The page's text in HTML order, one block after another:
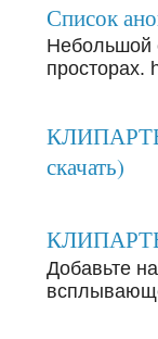
Список
Небольшой
просторах.
скачать)
КЛИПАРТЫ:
Добавьте